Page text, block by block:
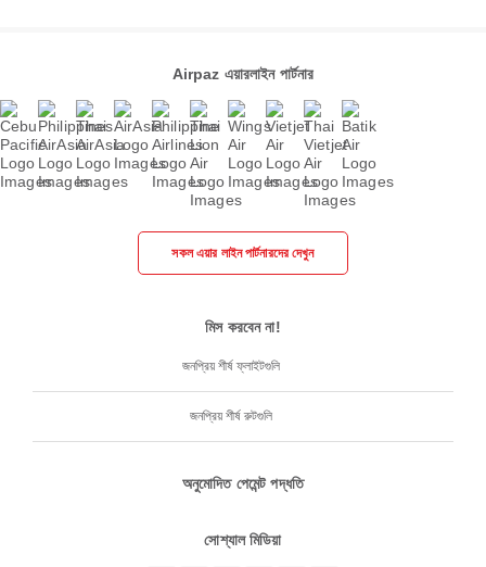
Airpaz এয়ারলাইন পার্টনার
সকল এয়ার লাইন পার্টনারদের দেখুন
মিস করবেন না!
জনপ্রিয় শীর্ষ ফ্লাইটগুলি
জনপ্রিয় শীর্ষ রুটগুলি
অনুমোদিত পেমেন্ট পদ্ধতি
সোশ্যাল মিডিয়া